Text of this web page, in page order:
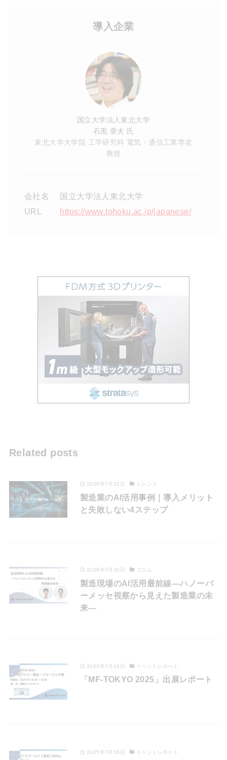
導入企業
国立大学法人東北大学
石黒 章夫 氏
東北大学大学院 工学研究科 電気・通信工業専攻
教授
会社名
国立大学法人東北大学
URL
https://www.tohoku.ac.jp/japanese/
Related posts
2026年7月31日 トレンド
製造業のAI活用事例｜導入メリット
と失敗しない4ステップ
2026年7月30日 コラム
製造現場のAI活用最前線―ハノーバ
ーメッセ視察から見えた製造業の未
来―
2025年7月16日 イベントレポート
「MF-TOKYO 2025」出展レポート
2025年7月16日 イベントレポート